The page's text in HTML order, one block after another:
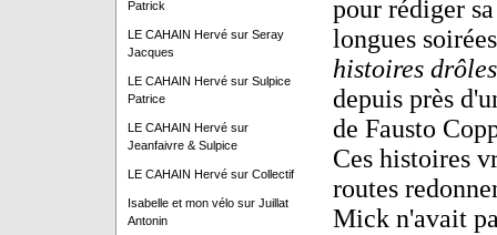
Patrick
LE CAHAIN Hervésur Seray
Jacques
LE CAHAIN Hervésur Sulpice
Patrice
LE CAHAIN Hervésur
Jeanfaivre & Sulpice
LE CAHAIN Hervésur Collectif
Isabelle et mon vélosur Juillat
Antonin
pour rédiger
longues
histoires
depuis près
de Fausto
Ces histoires
routes
Mick n'avait